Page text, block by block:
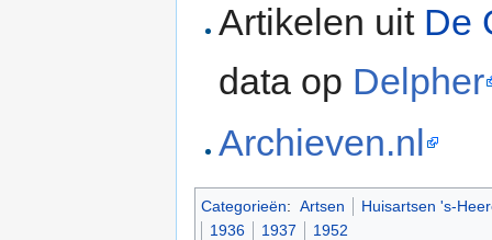
Artikelen uit De
data op Delpher
Archieven.nl
Categorieën: Artsen
Huisartsen 's-
1936
1937 1952